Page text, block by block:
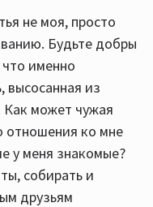
не моя, просто
Будьте добры
именно
высосанная из
Как может чужая
отношения ко мне
у меня знакомые?
собирать и
друзьям